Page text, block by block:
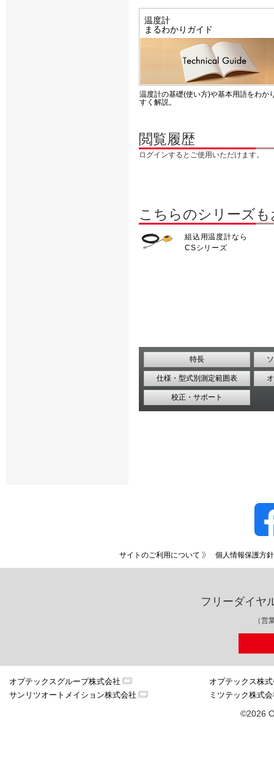
温度計
まるわかりガイド
温度計の基礎(使い方)や基本用語をわか
すく解説。
閲覧履歴
ログインするとご使用いただけます。
こちらのシリーズ
組込用温度計なら
CSシリーズ
特長
仕様・型式別測定範囲表
校正・サポート
サイトのご利用について 個人情報保護方針
フリーダイヤ
（営
オプテックスグループ株式会社
オプテックス株
サンリツオートメイション株式会社
ミツテック株式
©2026